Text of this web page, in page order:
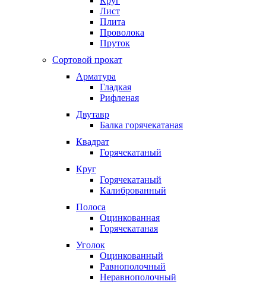
Лист
Плита
Проволока
Пруток
Сортовой прокат
Арматура
Гладкая
Рифленая
Двутавр
Балка горячекатаная
Квадрат
Горячекатаный
Круг
Горячекатаный
Калиброванный
Полоса
Оцинкованная
Горячекатаная
Уголок
Оцинкованный
Равнополочный
Неравнополочный